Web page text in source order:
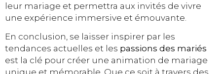
leur mariage et permettra aux invités de vivre
une expérience immersive et émouvante.
En conclusion, se laisser inspirer par les
tendances actuelles et les passions des mariés
est la clé pour créer une animation de mariage